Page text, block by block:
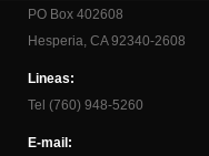
PO Box 402608
Hesperia, CA 92340-2608
Lineas:
Tel (760) 948-5260
E-mail: